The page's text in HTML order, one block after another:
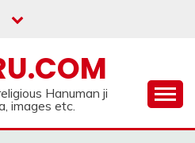
Hanuman ji
images etc.